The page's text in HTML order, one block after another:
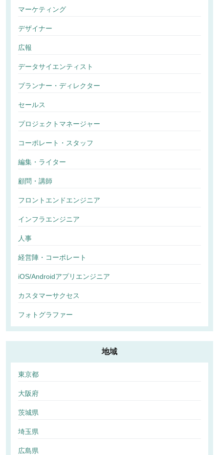
マーケティング
デザイナー
広報
データサイエンティスト
プランナー・ディレクター
セールス
プロジェクトマネージャー
コーポレート・スタッフ
編集・ライター
顧問・講師
フロントエンドエンジニア
インフラエンジニア
人事
経営陣・コーポレート
iOS/Androidアプリエンジニア
カスタマーサクセス
フォトグラファー
地域
東京都
大阪府
茨城県
埼玉県
広島県